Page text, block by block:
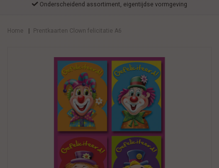
Onderscheidend assortiment, eigentijdse vormgeving
Home Prentkaarten Clown felicitatie A6